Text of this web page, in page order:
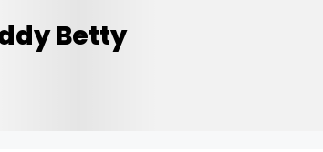
Betty